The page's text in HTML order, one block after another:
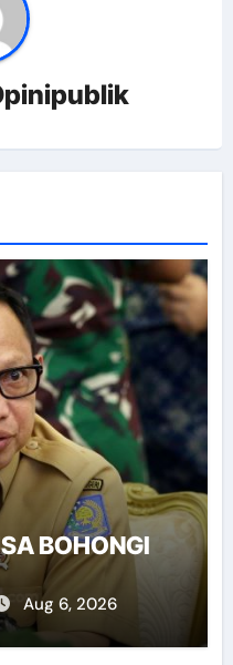
BOHONGI
Aug 6, 2026